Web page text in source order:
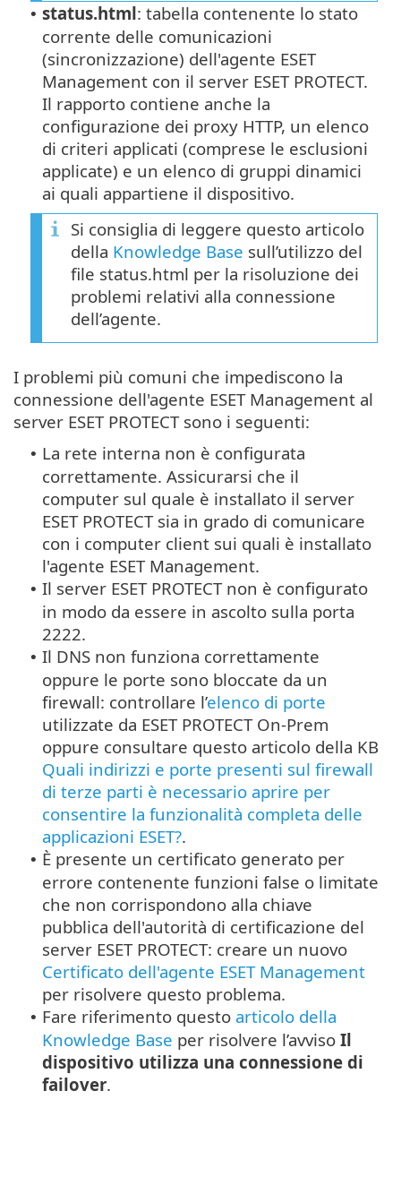
• status.html: tabella contenente lo stato
corrente delle comunicazioni
(sincronizzazione) dell'agente ESET
Management con il server ESET PROTECT.
Il rapporto contiene anche la
configurazione dei proxy HTTP, un elenco
di criteri applicati (comprese le esclusioni
applicate) e un elenco di gruppi dinamici
ai quali appartiene il dispositivo.
Si consiglia di leggere questo articolo
della Knowledge Base sull’utilizzo del
file status.html per la risoluzione dei
problemi relativi alla connessione
dell’agente.
I problemi più comuni che impediscono la
connessione dell'agente ESET Management al
server ESET PROTECT sono i seguenti:
• La rete interna non è configurata
correttamente. Assicurarsi che il
computer sul quale è installato il server
ESET PROTECT sia in grado di comunicare
con i computer client sui quali è installato
l'agente ESET Management.
• Il server ESET PROTECT non è configurato
in modo da essere in ascolto sulla porta
2222.
• Il DNS non funziona correttamente
oppure le porte sono bloccate da un
firewall: controllare l’elenco di porte
utilizzate da ESET PROTECT On-Prem
oppure consultare questo articolo della KB
Quali indirizzi e porte presenti sul firewall
di terze parti è necessario aprire per
consentire la funzionalità completa delle
applicazioni ESET?.
• È presente un certificato generato per
errore contenente funzioni false o limitate
che non corrispondono alla chiave
pubblica dell'autorità di certificazione del
server ESET PROTECT: creare un nuovo
Certificato dell'agente ESET Management
per risolvere questo problema.
• Fare riferimento questo articolo della
Knowledge Base per risolvere l’avviso Il
dispositivo utilizza una connessione di
failover.